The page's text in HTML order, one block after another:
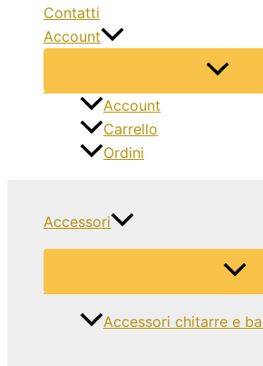
Contatti
Account
Account
Carrello
Ordini
Accessori
Accessori chitarre e